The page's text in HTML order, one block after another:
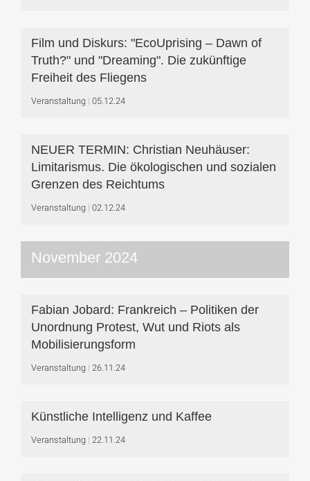
Film und Diskurs: "EcoUprising – Dawn of
Truth?" und "Dreaming". Die zukünftige
Freiheit des Fliegens
Veranstaltung 05.12.24
NEUER TERMIN: Christian Neuhäuser:
Limitarismus. Die ökologischen und sozialen
Grenzen des Reichtums
Veranstaltung 02.12.24
November 2024
Fabian Jobard: Frankreich – Politiken der
Unordnung Protest, Wut und Riots als
Mobilisierungsform
Veranstaltung 26.11.24
Künstliche Intelligenz und Kaffee
Veranstaltung 22.11.24